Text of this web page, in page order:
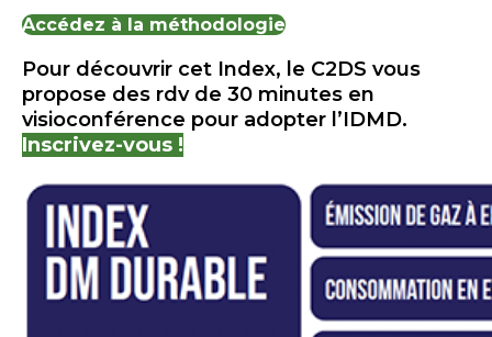
Accédez à la méthodologie
Pour découvrir cet Index, le C2DS vous
propose des rdv de 30 minutes en
visioconférence pour adopter l’IDMD.
Inscrivez-vous !